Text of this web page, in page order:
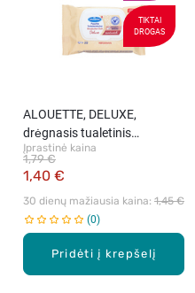
TIKTAI
DROGAS
Pridėti į krepšelį
ALOUETTE, DELUXE,
drėgnasis tualetinis
popierius, 20 vnt.
Įprastinė kaina
1,40 €
1,79 €
30 dienų mažiausia kaina: 1,45 €
0